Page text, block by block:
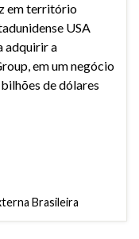
em território
USA
adquirir a
em um negócio
de dólares
Brasileira